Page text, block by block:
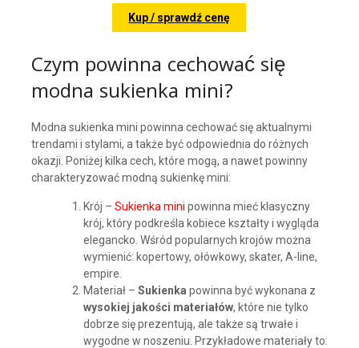
Kup / sprawdź cenę
Czym powinna cechować się
modna sukienka mini?
Modna sukienka mini powinna cechować się aktualnymi
trendami i stylami, a także być odpowiednia do różnych
okazji. Poniżej kilka cech, które mogą, a nawet powinny
charakteryzować modną sukienkę mini:
Krój – Sukienka mini powinna mieć klasyczny
krój, który podkreśla kobiece kształty i wygląda
elegancko. Wśród popularnych krojów można
wymienić: kopertowy, ołówkowy, skater, A-line,
empire.
Materiał – Sukienka powinna być wykonana z
wysokiej jakości materiałów, które nie tylko
dobrze się prezentują, ale także są trwałe i
wygodne w noszeniu. Przykładowe materiały to: